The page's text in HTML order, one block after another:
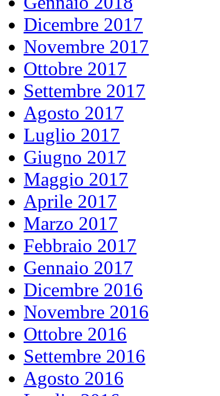
Dicembre 2017
Novembre 2017
Ottobre 2017
Settembre 2017
Agosto 2017
Luglio 2017
Giugno 2017
Maggio 2017
Aprile 2017
Marzo 2017
Febbraio 2017
Gennaio 2017
Dicembre 2016
Novembre 2016
Ottobre 2016
Settembre 2016
Agosto 2016